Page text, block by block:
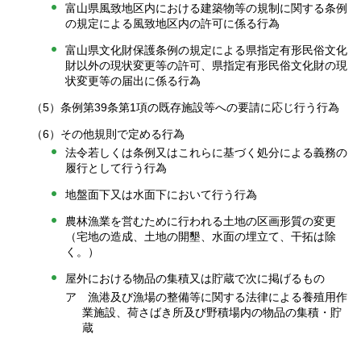
富山県風致地区内における建築物等の規制に関する条例
の規定による風致地区内の許可に係る行為
富山県文化財保護条例の規定による県指定有形民俗文化
財以外の現状変更等の許可、県指定有形民俗文化財の現
状変更等の届出に係る行為
（5）条例第39条第1項の既存施設等への要請に応じ行う行為
（6）その他規則で定める行為
法令若しくは条例又はこれらに基づく処分による義務の
履行として行う行為
地盤面下又は水面下において行う行為
農林漁業を営むために行われる土地の区画形質の変更
（宅地の造成、土地の開墾、水面の埋立て、干拓は除
く。）
屋外における物品の集積又は貯蔵で次に掲げるもの
ア 漁港及び漁場の整備等に関する法律による養殖用作
業施設、荷さばき所及び野積場内の物品の集積・貯
蔵